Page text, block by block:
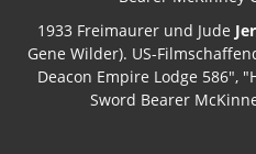
1933 Freimaurer und Jude
Gene Wilder). US-
Deacon Empire Lodge 586",
Sword Bearer